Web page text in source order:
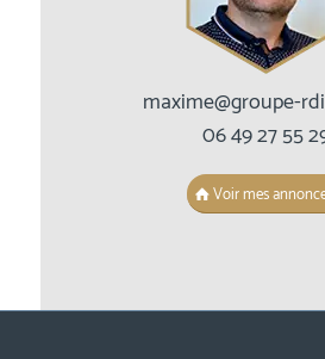
maxime@groupe-
06 49 27 55
Voir mes